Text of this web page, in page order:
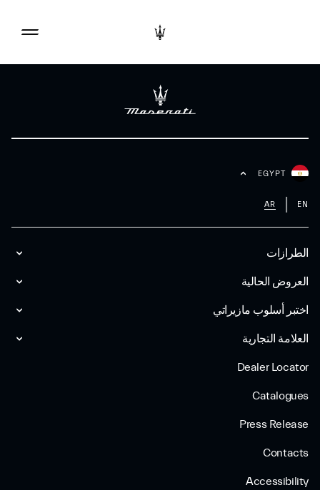
الطرازات
العروض الحالية
اختبر أسلوب مازیراتي
العلامة التجارية
Dealer Locator
Catalogues
Press Release
Contacts
Accessibility
EGYPT
EN
AR